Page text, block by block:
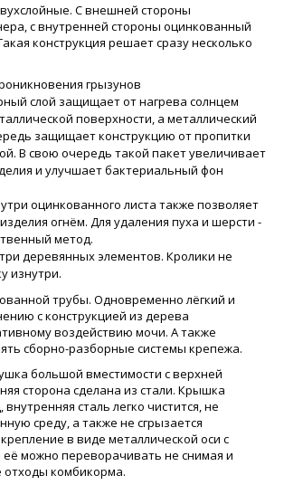
С внешней стороны
с внутренней стороны оцинкованный
конструкция решает сразу несколько
грызунов
слой защищает от нагрева солнцем
поверхности, а металлический
защищает конструкцию от пропитки
В свою очередь такой пакет увеличивает
и улучшает бактериальный фон
оцинкованного листа также позволяет
огнём. Для удаления пуха и шерсти -
метод.
деревянных элементов. Кролики не
изнутри.
трубы. Одновременно лёгкий и
с конструкцией из дерева
воздействию мочи. А также
сборно-разборные системы крепежа.
большой вместимости с верхней
сторона сделана из стали. Крышка
сталь легко чистится, не
среду, а также не сгрызается
в виде металлической оси с
можно переворачивать не снимая и
комбикорма.